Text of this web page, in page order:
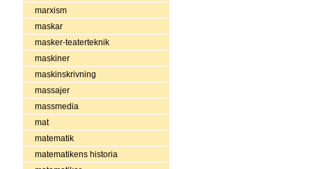
marxism
maskar
masker-teaterteknik
maskiner
maskinskrivning
massajer
massmedia
mat
matematik
matematikens historia